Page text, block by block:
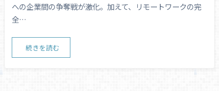
への企業間の争奪戦が激化。加えて、リモートワークの完
全…
続きを読む